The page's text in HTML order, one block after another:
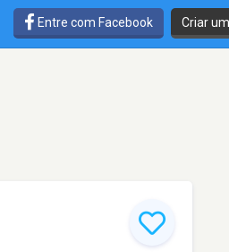
Entre com Facebook Criar